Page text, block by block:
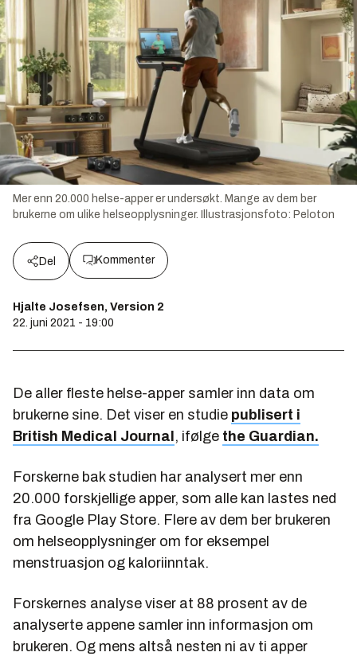
Mer enn 20.000 helse-apper er undersøkt. Mange av dem ber
brukerne om ulike helseopplysninger.
Illustrasjonsfoto: Peloton
Del Kommenter
Hjalte Josefsen, Version 2
22. juni 2021 - 19:00
De aller fleste helse-apper samler inn data om
brukerne sine. Det viser en studie publisert i
British Medical Journal , ifølge the Guardian.
Forskerne bak studien har analysert mer enn
20.000 forskjellige apper, som alle kan lastes ned
fra Google Play Store. Flere av dem ber brukeren
om helseopplysninger om for eksempel
menstruasjon og kaloriinntak.
Forskernes analyse viser at 88 prosent av de
analyserte appene samler inn informasjon om
brukeren. Og mens altså nesten ni av ti apper